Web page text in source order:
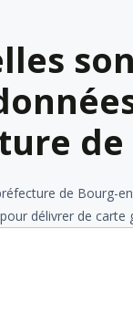
de
de Bourg-
délivrer de carte